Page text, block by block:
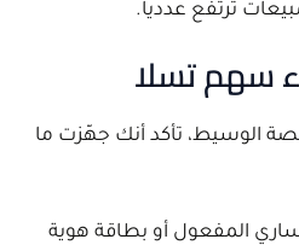
ترتفع عددياً.
سهم تسلا
الوسيط، تأكد أنك جهّزت ما
المفعول أو بطاقة هوية